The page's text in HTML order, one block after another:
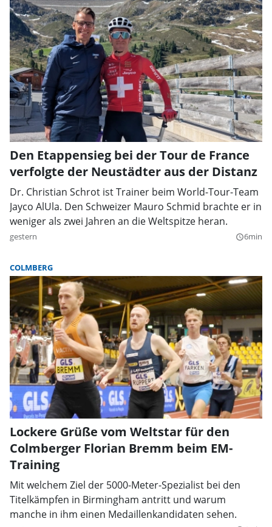
Den Etappensieg bei der Tour de France
verfolgte der Neustädter aus der Distanz
Dr. Christian Schrot ist Trainer beim World-Tour-Team
Jayco AlUla. Den Schweizer Mauro Schmid brachte er in
weniger als zwei Jahren an die Weltspitze heran.
gestern query_builder6min
COLMBERG
Lockere Grüße vom Weltstar für den
Colmberger Florian Bremm beim EM-
Training
Mit welchem Ziel der 5000-Meter-Spezialist bei den
Titelkämpfen in Birmingham antritt und warum
manche in ihm einen Medaillenkandidaten sehen.